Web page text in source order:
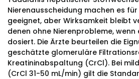
Nierenausscheidung machen es
geeignet, aber Wirksamkeit bleibt
denen ohne Nierenprobleme,
dosiert. Die Ärzte beurteilen die
geschätzte glomeruläre
Kreatininabspaltung (CrCl). Bei
(CrCl 31-50 mL/min) gilt die